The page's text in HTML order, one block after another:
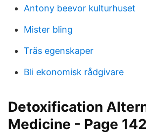
Antony beevor kulturhuset
Mister bling
Träs egenskaper
Bli ekonomisk rådgivare
Detoxification
Medicine - Page